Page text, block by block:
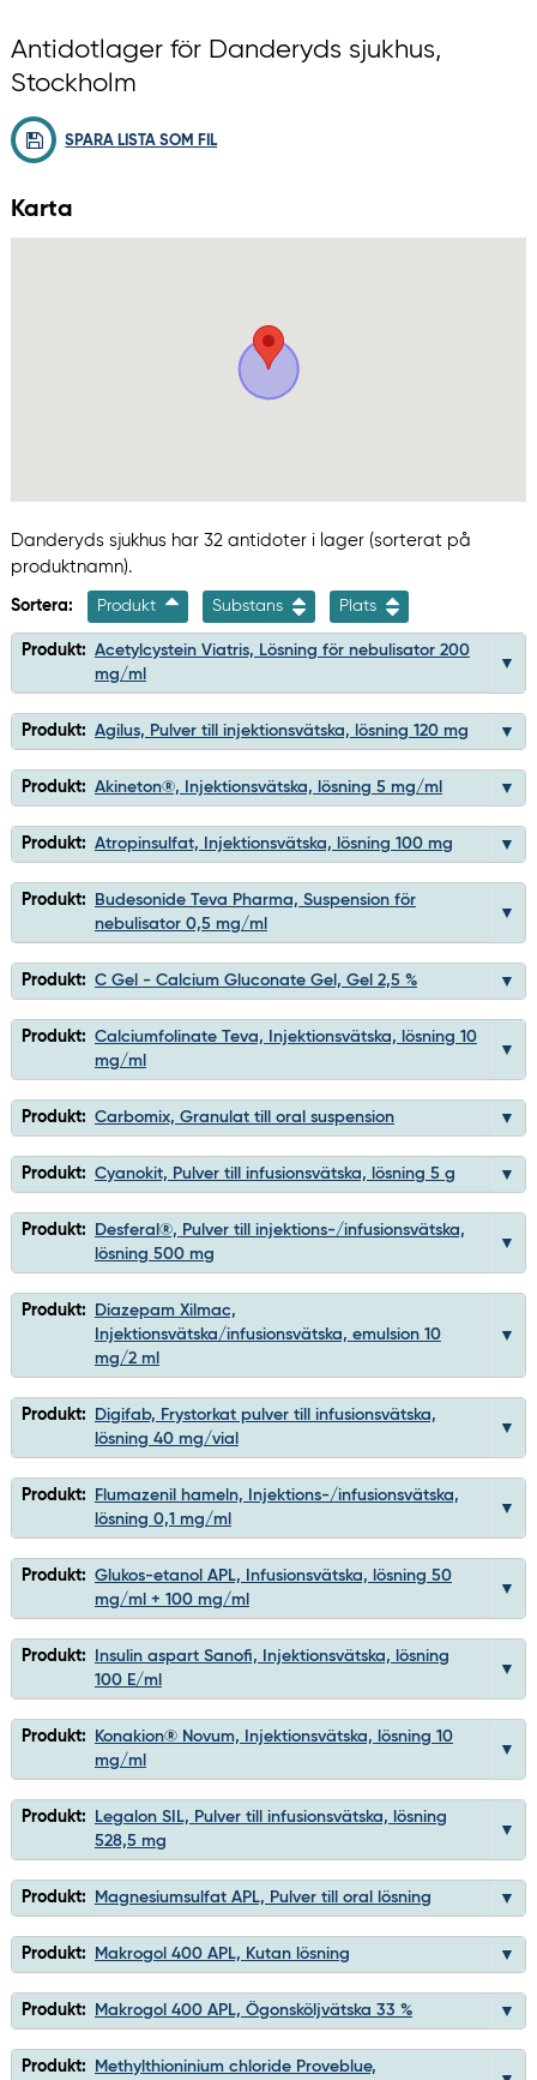
Antidotlager för Danderyds sjukhus,
Stockholm
SPARA LISTA SOM FIL
Karta
Danderyds sjukhus har 32 antidoter i lager (sorterat på
produktnamn).
Sortera: Produkt Substans Plats
Produkt: Acetylcystein Viatris, Lösning för nebulisator 200
mg/ml
Produkt: Agilus, Pulver till injektionsvätska, lösning 120 mg
Produkt: Akineton®, Injektionsvätska, lösning 5 mg/ml
Produkt: Atropinsulfat, Injektionsvätska, lösning 100 mg
Produkt:
Budesonide Teva Pharma, Suspension för
nebulisator 0,5 mg/ml
Produkt: C Gel - Calcium Gluconate Gel, Gel 2,5 %
Produkt: Calciumfolinate Teva, Injektionsvätska, lösning 10
mg/ml
Produkt: Carbomix, Granulat till oral suspension
Produkt: Cyanokit, Pulver till infusionsvätska, lösning 5 g
Produkt:
Desferal®, Pulver till injektions-/infusionsvätska,
lösning 500 mg
Produkt:
Diazepam Xilmac,
Injektionsvätska/infusionsvätska, emulsion 10
mg/2 ml
Produkt:
Digifab, Frystorkat pulver till infusionsvätska,
lösning 40 mg/vial
Produkt:
Flumazenil hameln, Injektions-/infusionsvätska,
lösning 0,1 mg/ml
Produkt: Glukos-etanol APL, Infusionsvätska, lösning 50
mg/ml + 100 mg/ml
Produkt:
Insulin aspart Sanofi, Injektionsvätska, lösning
100 E/ml
Produkt:
Konakion® Novum, Injektionsvätska, lösning 10
mg/ml
Produkt:
Legalon SIL, Pulver till infusionsvätska, lösning
528,5 mg
Produkt: Magnesiumsulfat APL, Pulver till oral lösning
Produkt: Makrogol 400 APL, Kutan lösning
Produkt: Makrogol 400 APL, Ögonsköljvätska 33 %
Produkt:
Methylthioninium chloride Proveblue,